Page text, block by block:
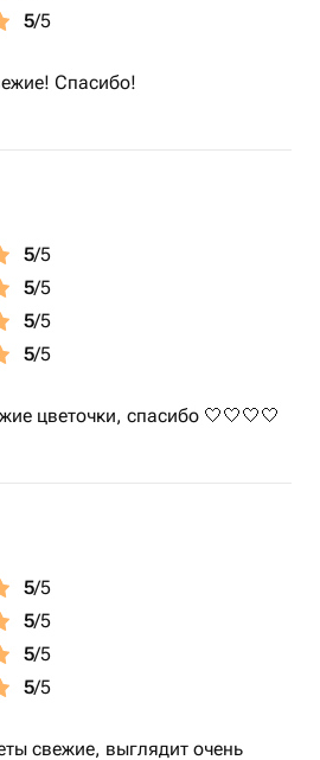
5/5
Спасибо!
5/5
5/5
5/5
5/5
цветочки, спасибо 🤍🤍🤍🤍
5/5
5/5
5/5
5/5
свежие, выглядит очень